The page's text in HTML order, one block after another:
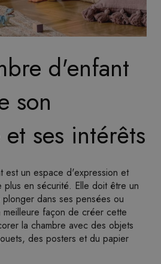
d'enfant
son
ses intérêts
est un espace d'expression et
en sécurité. Elle doit être un
dans ses pensées ou
façon de créer cette
la chambre avec des objets
des posters et du papier